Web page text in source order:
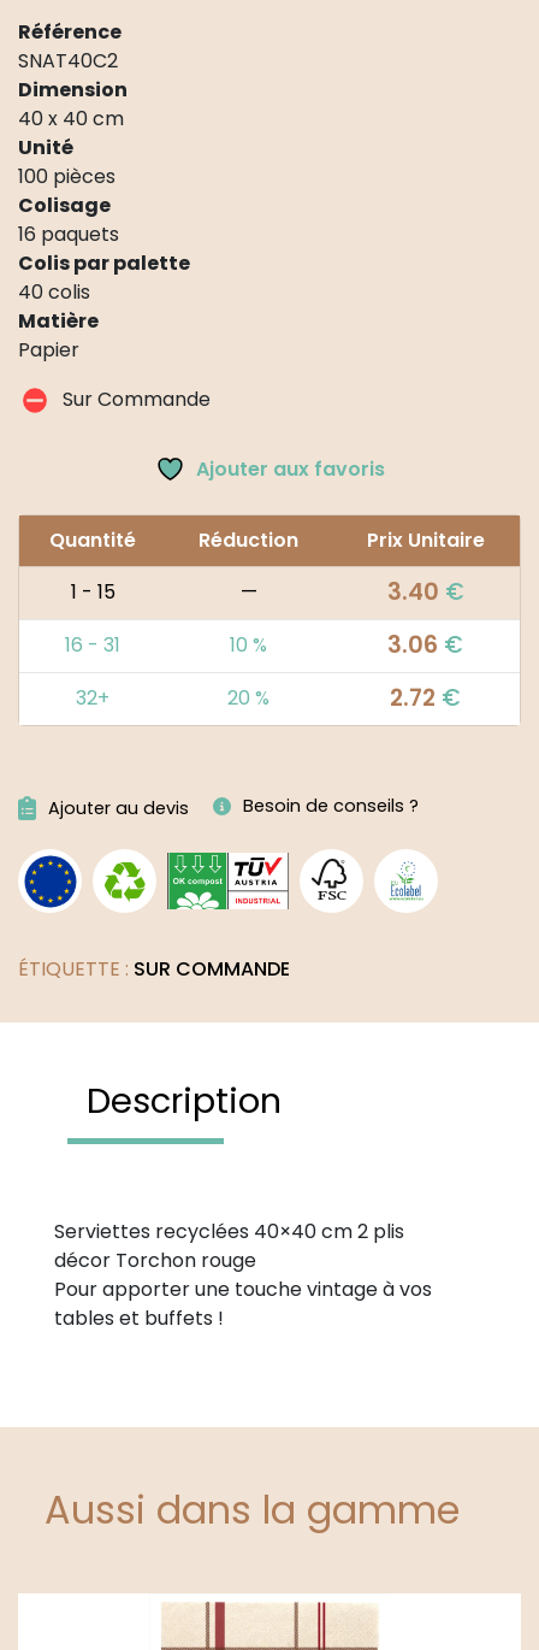
Référence
SNAT40C2
Dimension
40 x 40 cm
Unité
100 pièces
Colisage
16 paquets
Colis par palette
40 colis
Matière
Papier
Sur Commande
Ajouter aux favoris
Quantité Réduction
Prix Unitaire
1 - 15
— 3.40 €
16 - 31 10 % 3.06 €
32+ 20 % 2.72 €
Ajouter au devis Besoin de conseils ?
ÉTIQUETTE : SUR COMMANDE
Description
Serviettes recyclées 40×40 cm 2 plis
décor Torchon rouge
Pour apporter une touche vintage à vos
tables et buffets !
Aussi dans la gamme